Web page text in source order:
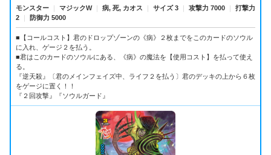
モンスター ｜ マジックW ｜ 病, 死, カオス ｜ サイズ 3 ｜ 攻撃力 7000 ｜
打撃力
2
｜ 防御力 5000
■【コールコスト】君のドロップゾーンの《病》２枚までをこのカードのソウル
に入れ、ゲージ２を払う。
■君はこのカードのソウルにある、《病》の魔法を【使用コスト】を払って使え
る。
『逆天殺』〔君のメインフェイズ中、ライフ２を払う〕君のデッキの上から６枚
をゲージに置く！！
『２回攻撃』『ソウルガード』